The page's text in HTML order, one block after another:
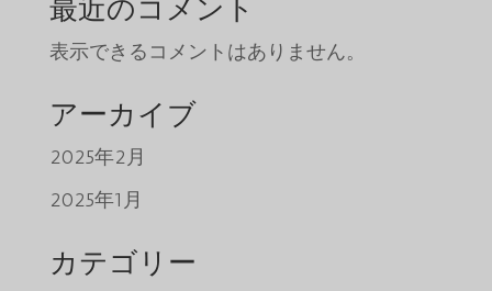
最近のコメント
表示できるコメントはありません。
アーカイブ
2025年2月
2025年1月
カテゴリー